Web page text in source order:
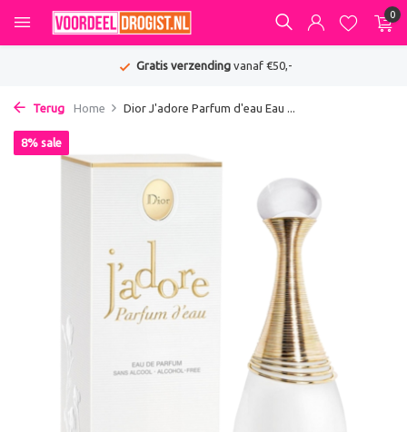
0
Gratis verzendingvanaf €50,-
Terug Home Dior J'adore Parfum d'eau Eau ...
8% sale